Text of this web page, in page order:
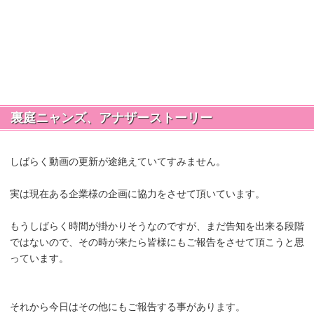
裏庭ニャンズ、アナザーストーリー
しばらく動画の更新が途絶えていてすみません。
実は現在ある企業様の企画に協力をさせて頂いています。
もうしばらく時間が掛かりそうなのですが、まだ告知を出来る段階
ではないので、その時が来たら皆様にもご報告をさせて頂こうと思
っています。
それから今日はその他にもご報告する事があります。